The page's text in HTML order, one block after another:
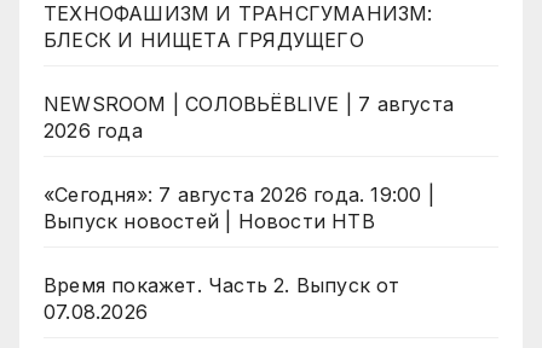
ТЕХНОФАШИЗМ И ТРАНСГУМАНИЗМ:
БЛЕСК И НИЩЕТА ГРЯДУЩЕГО
NEWSROOM | СОЛОВЬЁВLIVE | 7 августа
2026 года
«Сегодня»: 7 августа 2026 года. 19:00 |
Выпуск новостей | Новости НТВ
Время покажет. Часть 2. Выпуск от
07.08.2026